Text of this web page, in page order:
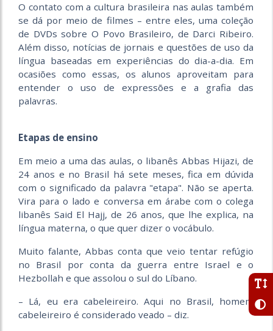
O contato com a cultura brasileira nas aulas também
se dá por meio de filmes – entre eles, uma coleção
de DVDs sobre O Povo Brasileiro, de Darci Ribeiro.
Além disso, notícias de jornais e questões de uso da
língua baseadas em experiências do dia-a-dia. Em
ocasiões como essas, os alunos aproveitam para
entender o uso de expressões e a grafia das
palavras.
Etapas de ensino
Em meio a uma das aulas, o libanês Abbas Hijazi, de
24 anos e no Brasil há sete meses, fica em dúvida
com o significado da palavra "etapa". Não se aperta.
Vira para o lado e conversa em árabe com o colega
libanês Said El Hajj, de 26 anos, que lhe explica, na
língua materna, o que quer dizer o vocábulo.
Muito falante, Abbas conta que veio tentar refúgio
no Brasil por conta da guerra entre Israel e o
Hezbollah e que assolou o sul do Líbano.
– Lá, eu era cabeleireiro. Aqui no Brasil, homem
cabeleireiro é considerado veado – diz.